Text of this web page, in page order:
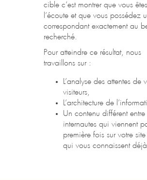
cible c’est montrer que vous
l’écoute et que vous possédez
correspondant exactement au
recherché.
Pour atteindre ce résultat, nous
travaillons sur :
L’analyse des attentes de
visiteurs,
L’architecture de
Un contenu différent entre
internautes qui viennent
première fois sur votre
qui vous connaissent déjà.